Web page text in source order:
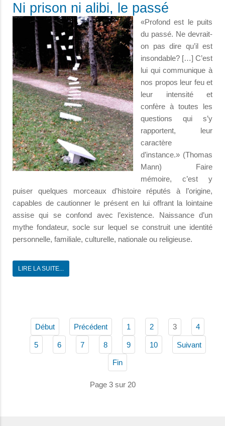
Ni prison ni alibi, le passé
«Profond est le puits
du passé. Ne devrait-
on pas dire qu’il est
insondable? […] C’est
lui qui communique à
nos propos leur feu et
leur intensité et
confère à toutes les
questions qui s’y
rapportent, leur
caractère
d’instance.» (Thomas
Mann) Faire
mémoire, c’est y
puiser quelques morceaux d’histoire réputés à l’origine,
capables de cautionner le présent en lui offrant la lointaine
assise qui se confond avec l’existence. Naissance d’un
mythe fondateur, socle sur lequel se construit une identité
personnelle, familiale, culturelle, nationale ou religieuse.
LIRE LA SUITE...
Début Précédent 1 2 3 4
5 6 7 8 9 10 Suivant
Fin
Page 3 sur 20